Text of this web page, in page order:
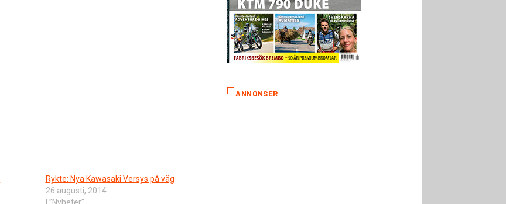
Rykte: Nya Kawasaki Versys på väg
26 augusti, 2014
I ”Nyheter”
ANNONSER